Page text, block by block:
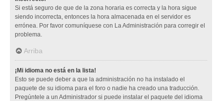
Si está seguro de que de la zona horaria es correcta y la hora sigue
siendo incorrecta, entonces la hora almacenada en el servidor es
errónea. Por favor comuníquese con La Administración para corregir el
problema.
Arriba
¡Mi idioma no está en la lista!
Esto se puede deber a que la administración no ha instalado el
paquete de su idioma para el foro o nadie ha creado una traducción.
Pregúntele a un Administrador si puede instalar el paquete del idioma